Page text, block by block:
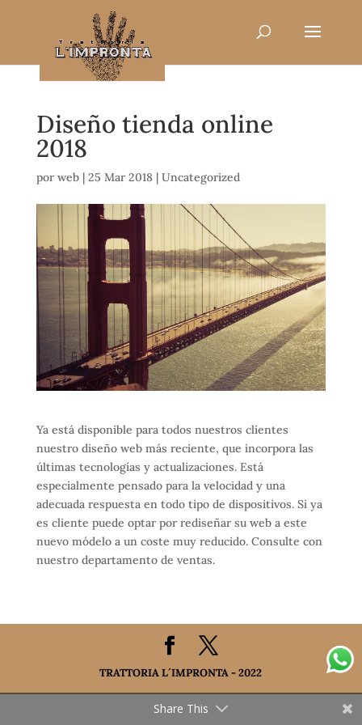
Diseño tienda online
2018
por web| 25 Mar 2018| Uncategorized
Ya está disponible para todos nuestros clientes
nuestro diseño web más reciente, que incorpora las
últimas tecnologías y actualizaciones. Está
especialmente pensado para la velocidad y una
adecuada respuesta en todo tipo de dispositivos. Si ya
es cliente puede optar por rediseñar su web a este
nuevo módelo a un coste muy reducido. Consulte con
nuestro departamento de ventas.
TRATTORIA L´IMPRONTA - 2022
Share This